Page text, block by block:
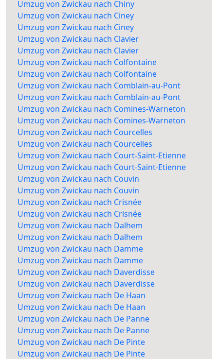
Umzug von Zwickau nach Chiny
Umzug von Zwickau nach Ciney
Umzug von Zwickau nach Ciney
Umzug von Zwickau nach Clavier
Umzug von Zwickau nach Clavier
Umzug von Zwickau nach Colfontaine
Umzug von Zwickau nach Colfontaine
Umzug von Zwickau nach Comblain-au-Pont
Umzug von Zwickau nach Comblain-au-Pont
Umzug von Zwickau nach Comines-Warneton
Umzug von Zwickau nach Comines-Warneton
Umzug von Zwickau nach Courcelles
Umzug von Zwickau nach Courcelles
Umzug von Zwickau nach Court-Saint-Etienne
Umzug von Zwickau nach Court-Saint-Etienne
Umzug von Zwickau nach Couvin
Umzug von Zwickau nach Couvin
Umzug von Zwickau nach Crisnée
Umzug von Zwickau nach Crisnée
Umzug von Zwickau nach Dalhem
Umzug von Zwickau nach Dalhem
Umzug von Zwickau nach Damme
Umzug von Zwickau nach Damme
Umzug von Zwickau nach Daverdisse
Umzug von Zwickau nach Daverdisse
Umzug von Zwickau nach De Haan
Umzug von Zwickau nach De Haan
Umzug von Zwickau nach De Panne
Umzug von Zwickau nach De Panne
Umzug von Zwickau nach De Pinte
Umzug von Zwickau nach De Pinte